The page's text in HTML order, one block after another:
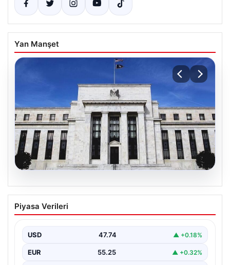
Yan Manşet
06.08.2026
Fed faizi sabit tuttu
{ "title": "ABD Merkez Bankası Faiz Oranında Değişiklik
Piyasa Verileri
USD 47.74 ▲ +0.18%
EUR 55.25 ▲ +0.32%